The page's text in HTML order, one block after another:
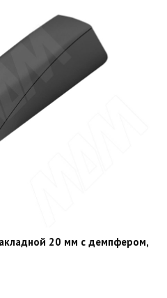
20 мм с демпфером,